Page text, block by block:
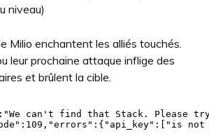
niveau)
Milio enchantent les alliés touchés.
leur prochaine attaque inflige des
et brûlent la cible.